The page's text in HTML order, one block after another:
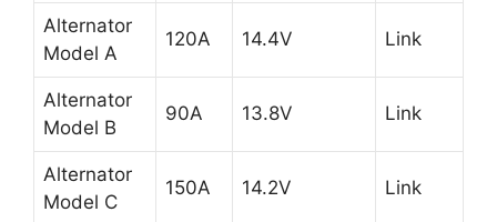
Alternator
Model A
120A 14.4V Link
Alternator
Model B
90A 13.8V Link
Alternator
Model C
150A 14.2V Link